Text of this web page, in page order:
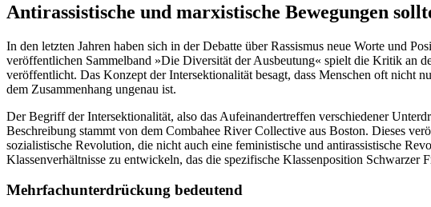
Antirassistische und marxistische Bewegungen
In den letzten Jahren haben sich in der Debatte über Rassismus neue Worte und
veröffentlichen Sammelband »Die Diversität der Ausbeutung« spielt die Kritik an
veröffentlicht. Das Konzept der Intersektionalität besagt, dass Menschen oft nicht
dem Zusammenhang ungenau ist.
Der Begriff der Intersektionalität, also das Aufeinandertreffen verschiedener
Beschreibung stammt von dem Combahee River Collective aus Boston. Dieses
sozialistische Revolution, die nicht auch eine feministische und antirassistische
Klassenverhältnisse zu entwickeln, das die spezifische Klassenposition
Mehrfachunterdrückung bedeutend